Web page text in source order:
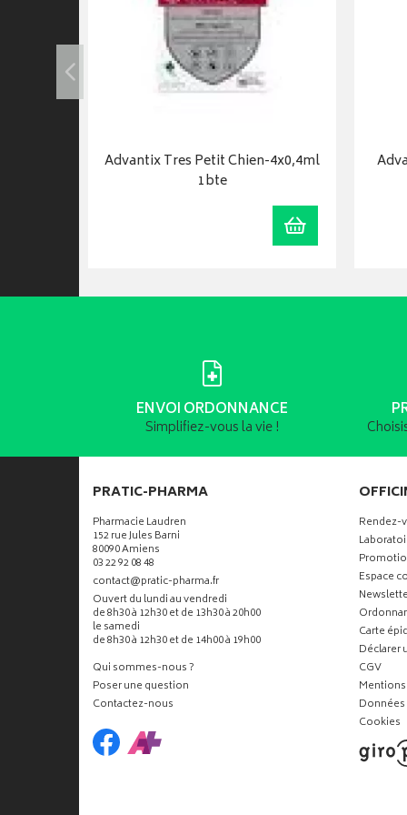
Advantix Tres Petit Chien-4x0,4ml
1bte
Ajouter au
ENVOI ORDONNANCE
Simplifiez-vous la vie !
PRATIC-PHARMA
Pharmacie Laudren
152 rue Jules Barni
80090 Amiens
03 22 92 08 48
contact-
@-
pratic-pharma.fr
Ouvert du lundi au vendredi
de 8h30 à 12h30 et de 13h30 à 20h00
le samedi
de 8h30 à 12h30 et de 14h00 à 19h00
Qui sommes-nous ?
Poser une question
Contactez-nous
Rendez-
Espace
Carte
Déclarer
CGV
Cookies